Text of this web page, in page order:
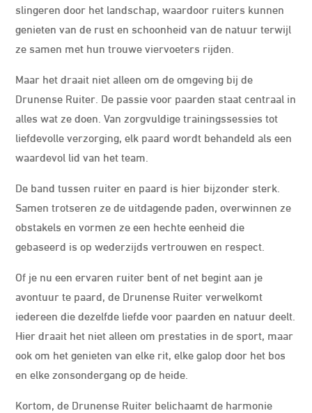
slingeren door het landschap, waardoor ruiters kunnen
genieten van de rust en schoonheid van de natuur terwijl
ze samen met hun trouwe viervoeters rijden.
Maar het draait niet alleen om de omgeving bij de
Drunense Ruiter. De passie voor paarden staat centraal in
alles wat ze doen. Van zorgvuldige trainingssessies tot
liefdevolle verzorging, elk paard wordt behandeld als een
waardevol lid van het team.
De band tussen ruiter en paard is hier bijzonder sterk.
Samen trotseren ze de uitdagende paden, overwinnen ze
obstakels en vormen ze een hechte eenheid die
gebaseerd is op wederzijds vertrouwen en respect.
Of je nu een ervaren ruiter bent of net begint aan je
avontuur te paard, de Drunense Ruiter verwelkomt
iedereen die dezelfde liefde voor paarden en natuur deelt.
Hier draait het niet alleen om prestaties in de sport, maar
ook om het genieten van elke rit, elke galop door het bos
en elke zonsondergang op de heide.
Kortom, de Drunense Ruiter belichaamt de harmonie